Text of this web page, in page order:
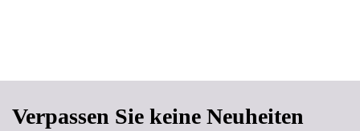
Verpassen Sie keine Neuheiten